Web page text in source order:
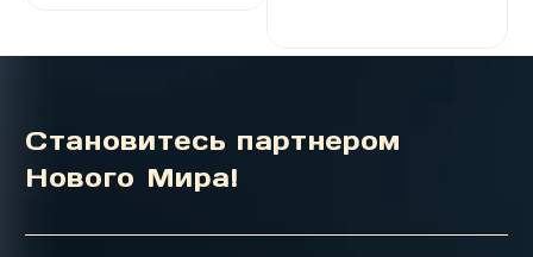
готового материала.
Становитесь партнером
Нового Мира!